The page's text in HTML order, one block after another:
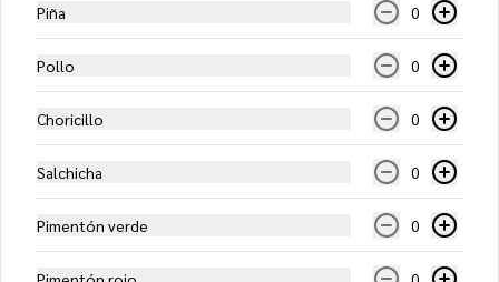
Vegetariana (Mediana)
Salsa de tomates, mozzarella,
champiñón, aceitunas negras, choclo y
Piña 0
Pollo 0
Choricillo 0
Salchicha 0
Pimentón verde 0